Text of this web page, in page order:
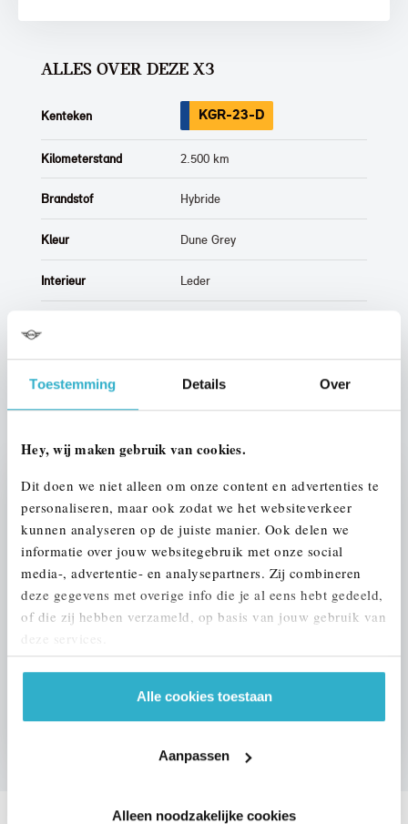
Toestemming Details Over
Hey, wij maken gebruik van cookies.
Dit doen we niet alleen om onze content en advertenties te
personaliseren, maar ook zodat we het websiteverkeer
kunnen analyseren op de juiste manier. Ook delen we
informatie over jouw websitegebruik met onze social
media-, advertentie- en analysepartners. Zij combineren
deze gegevens met overige info die je al eens hebt gedeeld,
of die zij hebben verzameld, op basis van jouw gebruik van
deze services.
Alle cookies toestaan
Aanpassen
Alleen noodzakelijke cookies
Stap 1 van 3
UW AUTO INRUILEN?
VOORSTEL AANVRAGEN
ALLES OVER DEZE X3
Kenteken KGR-23-D
Kilometerstand 2.500 km
Brandstof Hybride
Kleur Dune Grey
Interieur Leder
ALLE OPTIES EN SPECIFICATIES